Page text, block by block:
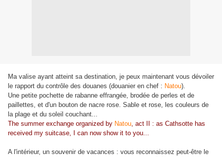
Ma valise ayant atteint sa destination, je peux maintenant vous dévoiler
le rapport du contrôle des douanes (douanier en chef : Natou).
Une petite pochette de rabanne effrangée, brodée de perles et de
paillettes, et d'un bouton de nacre rose. Sable et rose, les couleurs de
la plage et du soleil couchant...
The summer exchange organized by Natou, act II : as Cathsotte has
received my suitcase, I can now show it to you...
A l'intérieur, un souvenir de vacances : vous reconnaissez peut-être le